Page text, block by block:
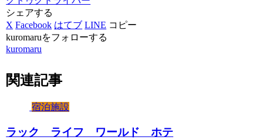
シェアする
X Facebook はてブ LINE コピー
kuromaruをフォローする
kuromaru
関連記事
宿泊施設
ラック ライフ ワールド ホテ